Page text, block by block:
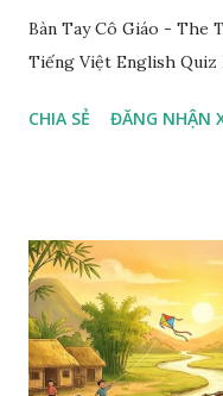
Bàn Tay Cô Giáo - The
Tiếng Việt English Quiz
CHIA SẺ ĐĂNG NHẬN